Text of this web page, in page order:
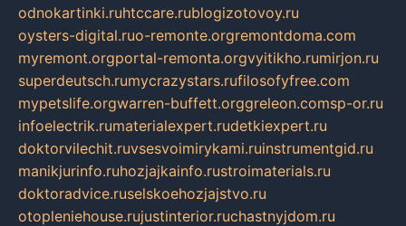
odnokartinki.ruhtccare.rublogizotovoy.ru
oysters-digital.ruo-remonte.orgremontdoma.com
myremont.orgportal-remonta.orgvyitikho.rumirjon.ru
superdeutsch.rumycrazystars.rufilosofyfree.com
mypetslife.orgwarren-buffett.orggreleon.comsp-or.ru
infoelectrik.rumaterialexpert.rudetkiexpert.ru
doktorvilechit.ruvsesvoimirykami.ruinstrumentgid.ru
manikjurinfo.ruhozjajkainfo.rustroimaterials.ru
doktoradvice.ruselskoehozjajstvo.ru
otopleniehouse.rujustinterior.ruchastnyjdom.ru